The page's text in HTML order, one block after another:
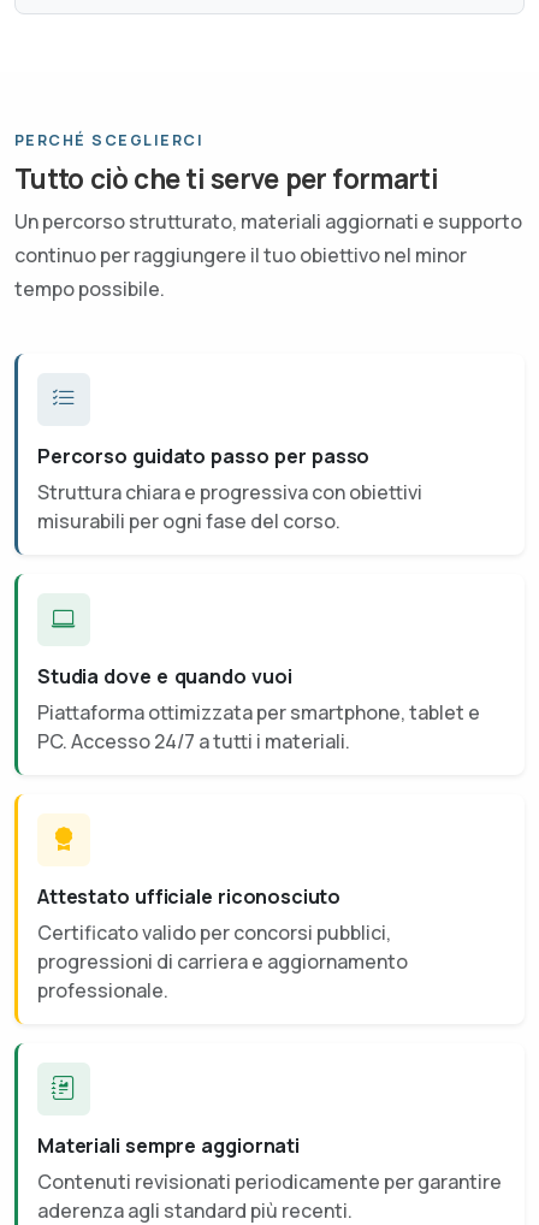
PERCHÉ SCEGLIERCI
Tutto ciò che ti serve per formarti
Un percorso strutturato, materiali aggiornati e supporto
continuo per raggiungere il tuo obiettivo nel minor
tempo possibile.
Percorso guidato passo per passo
Struttura chiara e progressiva con obiettivi
misurabili per ogni fase del corso.
Studia dove e quando vuoi
Piattaforma ottimizzata per smartphone, tablet e
PC. Accesso 24/7 a tutti i materiali.
Attestato ufficiale riconosciuto
Certificato valido per concorsi pubblici,
progressioni di carriera e aggiornamento
professionale.
Materiali sempre aggiornati
Contenuti revisionati periodicamente per garantire
aderenza agli standard più recenti.